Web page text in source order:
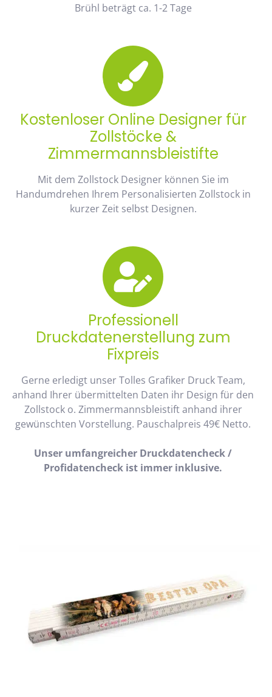
Brühl beträgt ca. 1-2 Tage
Kostenloser Online Designer für
Zollstöcke &
Zimmermannsbleistifte
Mit dem Zollstock Designer können Sie im
Handumdrehen Ihrem Personalisierten Zollstock in
kurzer Zeit selbst Designen.
Professionell
Druckdatenerstellung zum
Fixpreis
Gerne erledigt unser Tolles Grafiker Druck Team,
anhand Ihrer übermittelten Daten ihr Design für den
Zollstock o. Zimmermannsbleistift anhand ihrer
gewünschten Vorstellung. Pauschalpreis 49€ Netto.
Unser umfangreicher Druckdatencheck /
Profidatencheck ist immer inklusive.